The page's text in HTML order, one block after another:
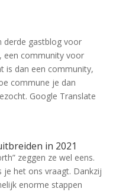
derde gastblog voor
een community voor
is dan een community,
commune je dan
Google Translate
in 2021
zeggen ze wel eens.
je het ons vraagt. Dankzij
enorme stappen